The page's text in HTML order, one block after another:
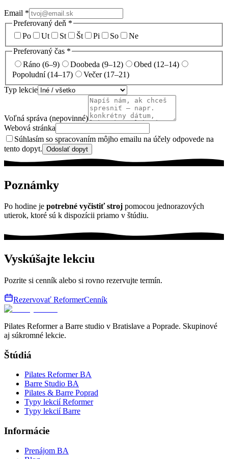
Email *
Preferovaný deň *
Po
Ut St Št Pi So
Ne
Preferovaný čas *
Ráno (6–9)
Doobeda (9–12)
Obed (12–14)
Popoludní (14–17)
Večer (17–21)
Typ lekcie
Voľná správa (nepovinné)
Webová stránka
Súhlasím so spracovaním môjho emailu na účely odpovede na
tento dopyt. Odoslať dopyt
Poznámky
Po hodine je potrebné vyčistiť stroj pomocou jednorazových
utierok, ktoré sú k dispozícii priamo v štúdiu.
Vyskúšajte lekciu
Pozrite si cenník alebo si rovno rezervujte termín.
Rezervovať ReformerCenník
Pilates Reformer a Barre studio v Bratislave a Poprade. Skupinové
aj súkromné lekcie.
Štúdiá
Pilates Reformer BA
Barre Studio BA
Pilates & Barre Poprad
Typy lekcií Reformer
Typy lekcií Barre
Informácie
Prenájom BA